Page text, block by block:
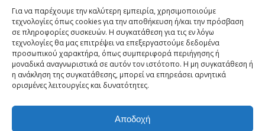
Για να παρέχουμε την καλύτερη εμπειρία, χρησιμοποιούμε
τεχνολογίες όπως cookies για την αποθήκευση ή/και την πρόσβαση
σε πληροφορίες συσκευών. Η συγκατάθεση για τις εν λόγω
τεχνολογίες θα μας επιτρέψει να επεξεργαστούμε δεδομένα
προσωπικού χαρακτήρα, όπως συμπεριφορά περιήγησης ή
μοναδικά αναγνωριστικά σε αυτόν τον ιστότοπο. Η μη συγκατάθεση ή
η ανάκληση της συγκατάθεσης, μπορεί να επηρεάσει αρνητικά
ορισμένες λειτουργίες και δυνατότητες.
Αποδοχή
Έλεγχος
Χειρουργικές
Επεμβάσεις Οφθαλμών
Οπτικά Πεδία
(Perimetry)
Παιδοοφθαλμολογία
Οπτική Τομογραφία
Συνοχής (OCT)
© 2025 - kazantziseyecare.gr -